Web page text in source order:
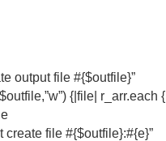
output file #{$outfile}”
{|file| r_arr.each
create file #{$outfile}:#{e}”